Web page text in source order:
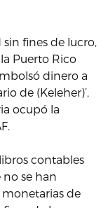
fines de lucro,
Puerto Rico
dinero a
de (Keleher)’,
ocupó la
contables
no se han
de